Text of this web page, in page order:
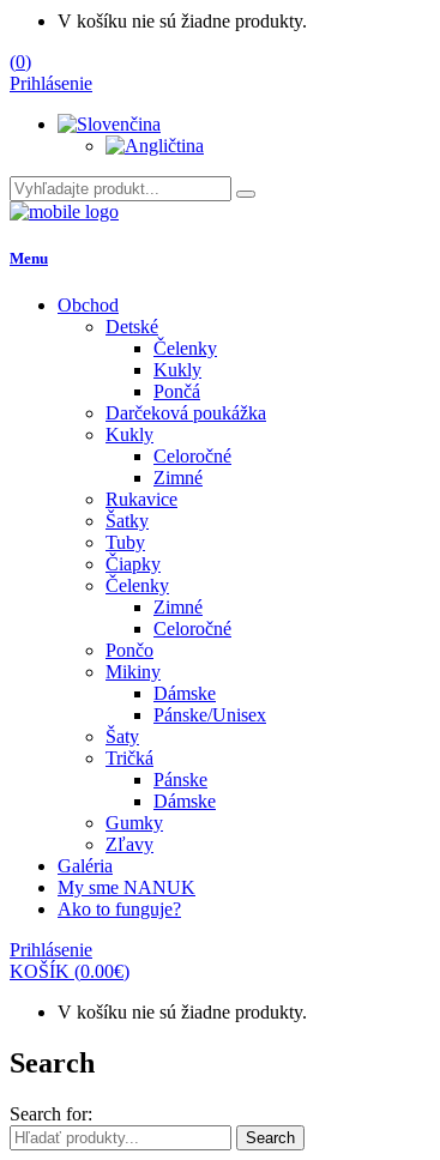
V košíku nie sú žiadne produkty.
(0)
Prihlásenie
Menu
Obchod
Detské
Čelenky
Kukly
Pončá
Darčeková poukážka
Kukly
Celoročné
Zimné
Rukavice
Šatky
Tuby
Čiapky
Čelenky
Zimné
Celoročné
Pončo
Mikiny
Dámske
Pánske/Unisex
Šaty
Tričká
Pánske
Dámske
Gumky
Zľavy
Galéria
My sme NANUK
Ako to funguje?
Prihlásenie
KOŠÍK (0.00€)
V košíku nie sú žiadne produkty.
Search
Search for:
Search